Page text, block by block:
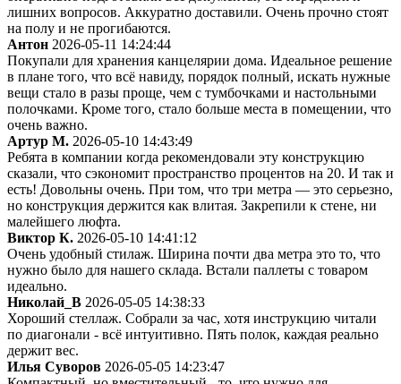
лишних вопросов. Аккуратно доставили. Очень прочно стоят
на полу и не прогибаются.
Антон 2026-05-11 14:24:44
Покупали для хранения канцелярии дома. Идеальное решение
в плане того, что всё навиду, порядок полный, искать нужные
вещи стало в разы проще, чем с тумбочками и настольными
полочками. Кроме того, стало больше места в помещении, что
очень важно.
Артур М. 2026-05-10 14:43:49
Ребята в компании когда рекомендовали эту конструкцию
сказали, что сэкономит пространство процентов на 20. И так и
есть! Довольны очень. При том, что три метра — это серьезно,
но конструкция держится как влитая. Закрепили к стене, ни
малейшего люфта.
Виктор К. 2026-05-10 14:41:12
Очень удобный стилаж. Ширина почти два метра это то, что
нужно было для нашего склада. Встали паллеты с товаром
идеально.
Николай_В 2026-05-05 14:38:33
Хороший стеллаж. Собрали за час, хотя инструкцию читали
по диагонали - всё интуитивно. Пять полок, каждая реально
держит вес.
Илья Суворов 2026-05-05 14:23:47